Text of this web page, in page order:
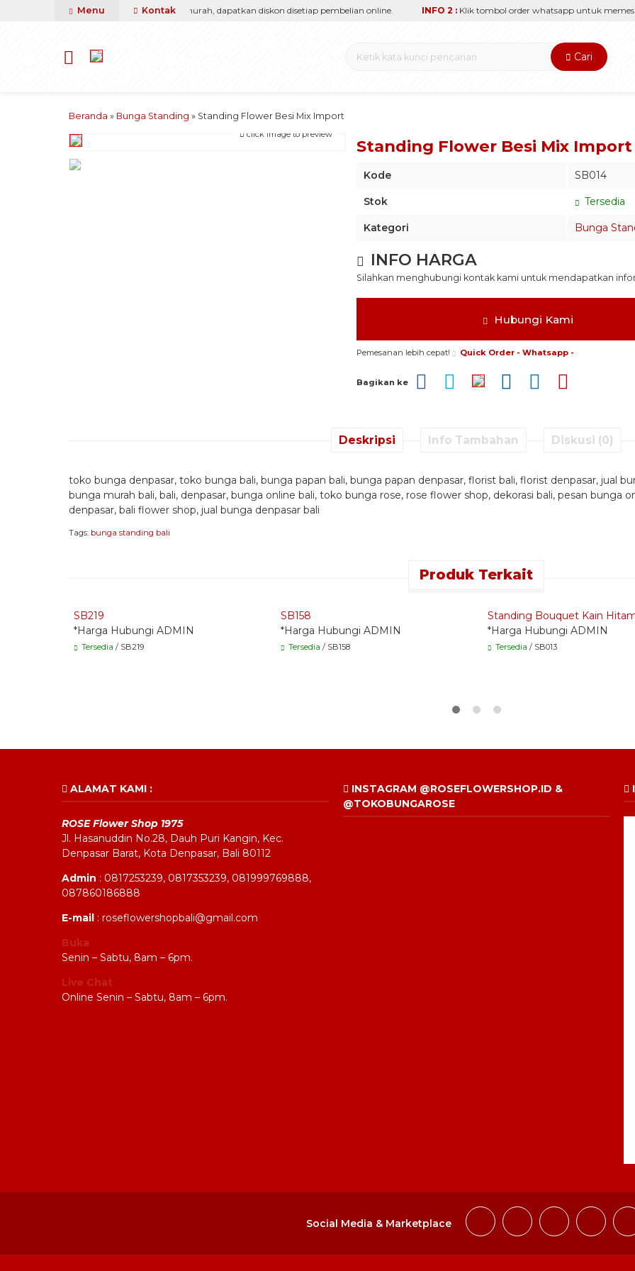
kami pasti berikan yang terbaik & termurah, dapatkan diskon disetiap pembelian online. INFO 2 : Klik tombol order whatsapp untuk memesan
Menu Kontak
Cari
Beranda » Bunga Standing » Standing Flower Besi Mix Import
click image to preview
Standing Flower Besi Mix Import
Kode SB014
Stok Tersedia
Kategori Bunga
INFO HARGA
Silahkan menghubungi kontak kami untuk mendapatkan
Hubungi Kami
Pemesanan lebih cepat! Quick Order - Whatsapp -
Bagikan ke
Deskripsi Info Tambahan Diskusi (0)
toko bunga denpasar, toko bunga bali, bunga papan bali, bunga papan denpasar, florist bali, florist denpasar, jual
bunga murah bali, bali, denpasar, bunga online bali, toko bunga rose, rose flower shop, dekorasi bali, pesan bunga
denpasar, bali flower shop, jual bunga denpasar bali
Tags: bunga standing bali
Produk Terkait
SB219
*Harga Hubungi ADMIN
Tersedia / SB219
SB158
*Harga Hubungi ADMIN
Tersedia / SB158
Standing Bouquet Kain
*Harga Hubungi ADMIN
Tersedia / SB013
ALAMAT KAMI :
ROSE Flower Shop 1975
Jl. Hasanuddin No.28, Dauh Puri Kangin, Kec.
Denpasar Barat, Kota Denpasar, Bali 80112
Admin : 0817253239, 0817353239, 081999769888,
087860186888
E-mail : roseflowershopbali@gmail.com
Buka
Senin – Sabtu, 8am – 6pm.
Live Chat
Online Senin – Sabtu, 8am – 6pm.
INSTAGRAM @ROSEFLOWERSHOP.ID &
@TOKOBUNGAROSE
Social Media & Marketplace